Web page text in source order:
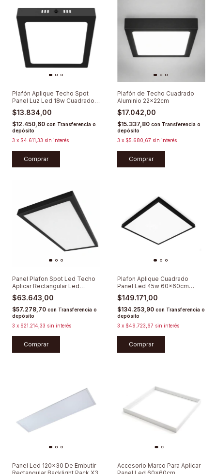
Plafón Aplique Techo Spot
Panel Luz Led 18w Cuadrado
Redondo
$13.834,00
$12.450,60 con Transferencia o
depósito
3 x $4.611,33 sin interés
Comprar
Plafón de Techo Cuadrado
Aluminio 22x22cm
$17.042,00
$15.337,80 con Transferencia o
depósito
3 x $5.680,67 sin interés
Comprar
Panel Plafon Spot Led Techo
Aplicar Rectangular Led
60x30cm Negro Neutro
$63.643,00
$57.278,70 con Transferencia o
depósito
3 x $21.214,33 sin interés
Plafon Aplique Cuadrado
Panel Led 45w 60x60cm
Difusor
$149.171,00
$134.253,90 con Transferencia o
depósito
3 x $49.723,67 sin interés
Panel Led 120x30 De Embutir
Accesorio Marco Para Aplicar